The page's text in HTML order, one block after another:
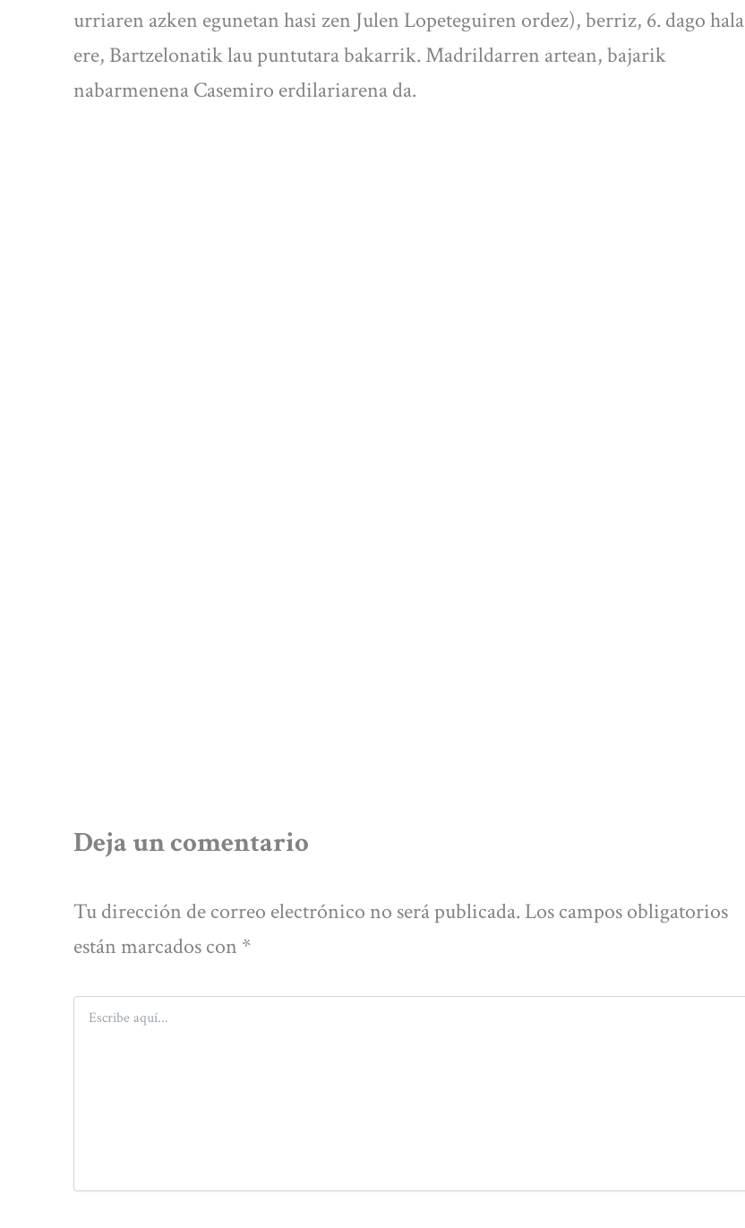
urriaren azken egunetan hasi zen Julen Lopeteguiren ordez), berriz, 6. dago hala
ere, Bartzelonatik lau puntutara bakarrik. Madrildarren artean, bajarik
nabarmenena Casemiro erdilariarena da.
Deja un comentario
Tu dirección de correo electrónico no será publicada. Los campos obligatorios
están marcados con *
Escribe
aquí...